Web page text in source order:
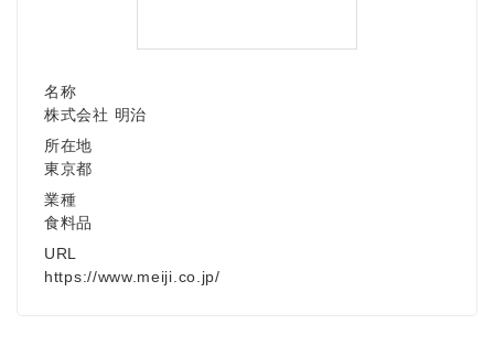
名称
株式会社 明治
所在地
東京都
業種
食料品
URL
https://www.meiji.co.jp/